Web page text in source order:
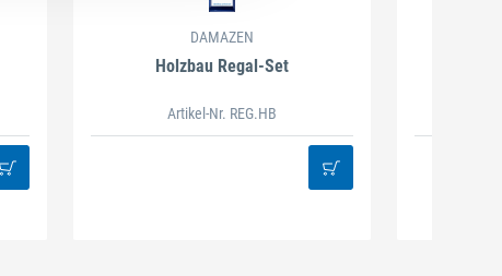
DAMAZEN
Holzbau Regal-Set
Artikel-Nr. REG.HB